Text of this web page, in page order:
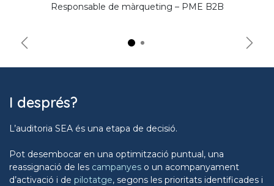
Responsable de màrqueting – PME B2B
Précédent
I després?
L’auditoria SEA és una etapa de decisió.
Pot desembocar en una optimització puntual, una
reassignació de les campanyes o un acompanyament
d’activació i de pilotatge, segons les prioritats identificades i